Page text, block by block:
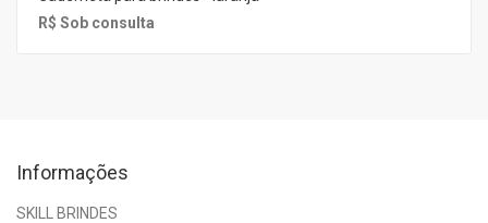
R$ Sob consulta
Informações
SKILL BRINDES